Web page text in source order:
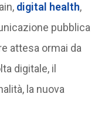
digital health,
pubblica
attesa ormai da
digitale, il
la nuova